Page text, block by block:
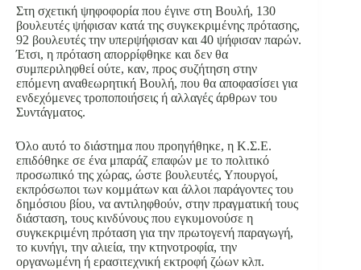
Στη σχετική ψηφοφορία που έγινε στη Βουλή, 130
βουλευτές ψήφισαν κατά της συγκεκριμένης πρότασης,
92 βουλευτές την υπερψήφισαν και 40 ψήφισαν παρών.
Έτσι, η πρόταση απορρίφθηκε και δεν θα
συμπεριληφθεί ούτε, καν, προς συζήτηση στην
επόμενη αναθεωρητική Βουλή, που θα αποφασίσει για
ενδεχόμενες τροποποιήσεις ή αλλαγές άρθρων του
Συντάγματος.
Όλο αυτό το διάστημα που προηγήθηκε, η Κ.Σ.Ε.
επιδόθηκε σε ένα μπαράζ επαφών με το πολιτικό
προσωπικό της χώρας, ώστε βουλευτές, Υπουργοί,
εκπρόσωποι των κομμάτων και άλλοι παράγοντες του
δημόσιου βίου, να αντιληφθούν, στην πραγματική τους
διάσταση, τους κινδύνους που εγκυμονούσε η
συγκεκριμένη πρόταση για την πρωτογενή παραγωγή,
το κυνήγι, την αλιεία, την κτηνοτροφία, την
οργανωμένη ή ερασιτεχνική εκτροφή ζώων κλπ.